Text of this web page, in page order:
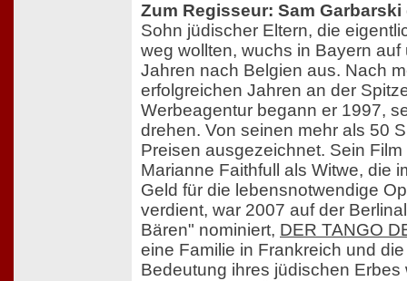
Zum Regisseur: Sam Garbarski
Sohn jüdischer Eltern, die
weg wollten, wuchs in Bayern
Jahren nach Belgien aus. Nach
erfolgreichen Jahren an der
Werbeagentur begann er 1997,
drehen. Von seinen mehr als 50
Preisen ausgezeichnet. Sein Film
Marianne Faithfull als Witwe, die
Geld für die lebensnotwendige
verdient, war 2007 auf der
Bären" nominiert, DER TANGO
eine Familie in Frankreich und
Bedeutung ihres jüdischen Erbes